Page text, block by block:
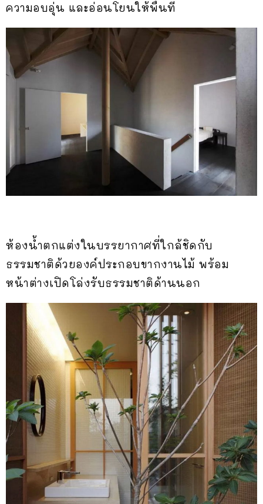
ความอบอุ่น และอ่อนโยนให้พื้นที่
ห้องน้ำตกแต่งในบรรยากาศที่ใกล้ชิดกับ
ธรรมชาติด้วยองค์ประกอบขากงานไม้ พร้อม
หน้าต่างเปิดโล่งรับธรรมชาติด้านนอก